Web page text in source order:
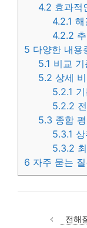
4.2 효과적
4.2.1 해
4.2.2
5 다양한 내용
5.1 비교 기
5.2 상세
5.2.1
5.2.2
5.3 종합
5.3.1
5.3.2
6 자주 묻는
전해